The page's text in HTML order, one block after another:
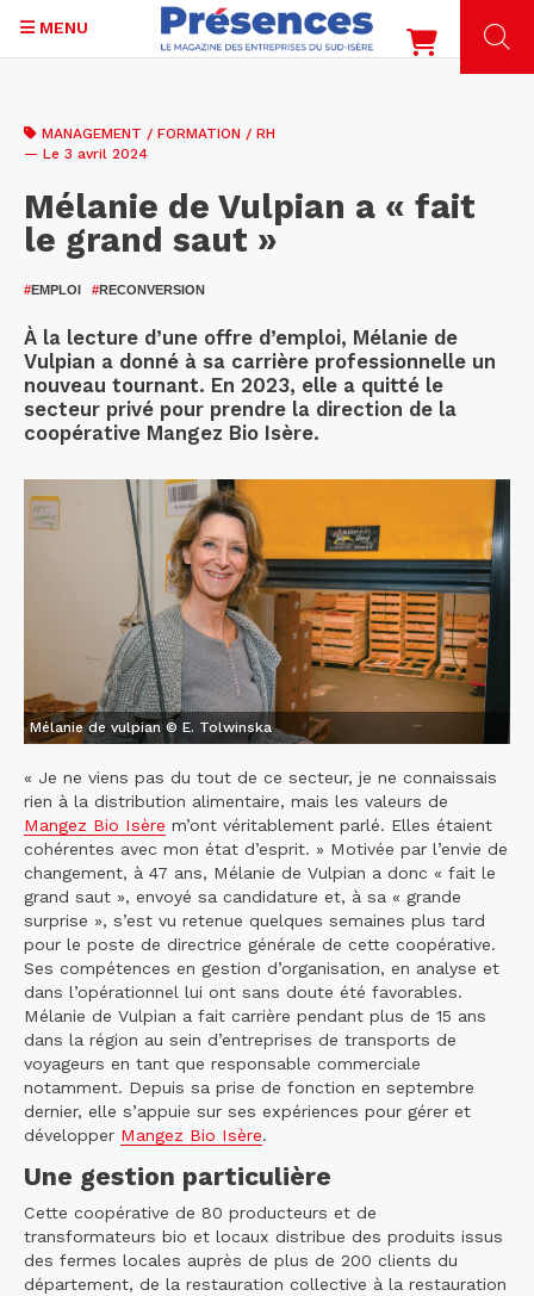
contenu
MENU
MANAGEMENT / FORMATION / RH
— Le 3 avril 2024
Mélanie de Vulpian a « fait
le grand saut »
#EMPLOI #RECONVERSION
À la lecture d’une offre d’emploi, Mélanie de
Vulpian a donné à sa carrière professionnelle un
nouveau tournant. En 2023, elle a quitté le
secteur privé pour prendre la direction de la
coopérative Mangez Bio Isère.
Mélanie de vulpian © E. Tolwinska
« Je ne viens pas du tout de ce secteur, je ne connaissais
rien à la distribution alimentaire, mais les valeurs de
Mangez Bio Isère m’ont véritablement parlé. Elles étaient
cohérentes avec mon état d’esprit. » Motivée par l’envie de
changement, à 47 ans, Mélanie de Vulpian a donc « fait le
grand saut », envoyé sa candidature et, à sa « grande
surprise », s’est vu retenue quelques semaines plus tard
pour le poste de directrice générale de cette coopérative.
Ses compétences en gestion d’organisation, en analyse et
dans l’opérationnel lui ont sans doute été favorables.
Mélanie de Vulpian a fait carrière pendant plus de 15 ans
dans la région au sein d’entreprises de transports de
voyageurs en tant que responsable commerciale
notamment. Depuis sa prise de fonction en septembre
dernier, elle s’appuie sur ses expériences pour gérer et
développer Mangez Bio Isère.
Une gestion particulière
Cette coopérative de 80 producteurs et de
transformateurs bio et locaux distribue des produits issus
des fermes locales auprès de plus de 200 clients du
département, de la restauration collective à la restauration